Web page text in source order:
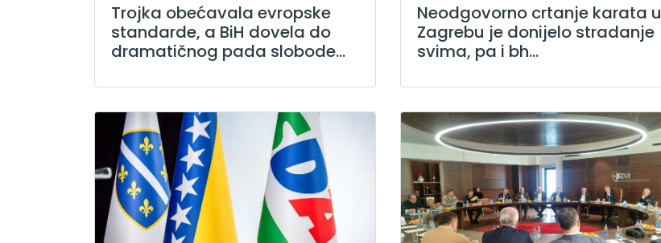
Trojka obećavala evropske
standarde, a BiH dovela do
dramatičnog pada slobode...
Neodgovorno crtanje karata u
Zagrebu je donijelo stradanje
svima, pa i bh...